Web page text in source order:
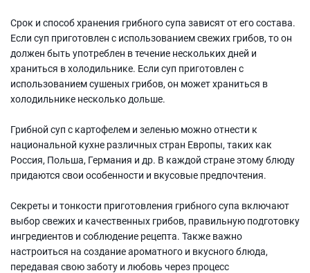
Срок и способ хранения грибного супа зависят от его состава.
Если суп приготовлен с использованием свежих грибов, то он
должен быть употреблен в течение нескольких дней и
храниться в холодильнике. Если суп приготовлен с
использованием сушеных грибов, он может храниться в
холодильнике несколько дольше.
Грибной суп с картофелем и зеленью можно отнести к
национальной кухне различных стран Европы, таких как
Россия, Польша, Германия и др. В каждой стране этому блюду
придаются свои особенности и вкусовые предпочтения.
Секреты и тонкости приготовления грибного супа включают
выбор свежих и качественных грибов, правильную подготовку
ингредиентов и соблюдение рецепта. Также важно
настроиться на создание ароматного и вкусного блюда,
передавая свою заботу и любовь через процесс